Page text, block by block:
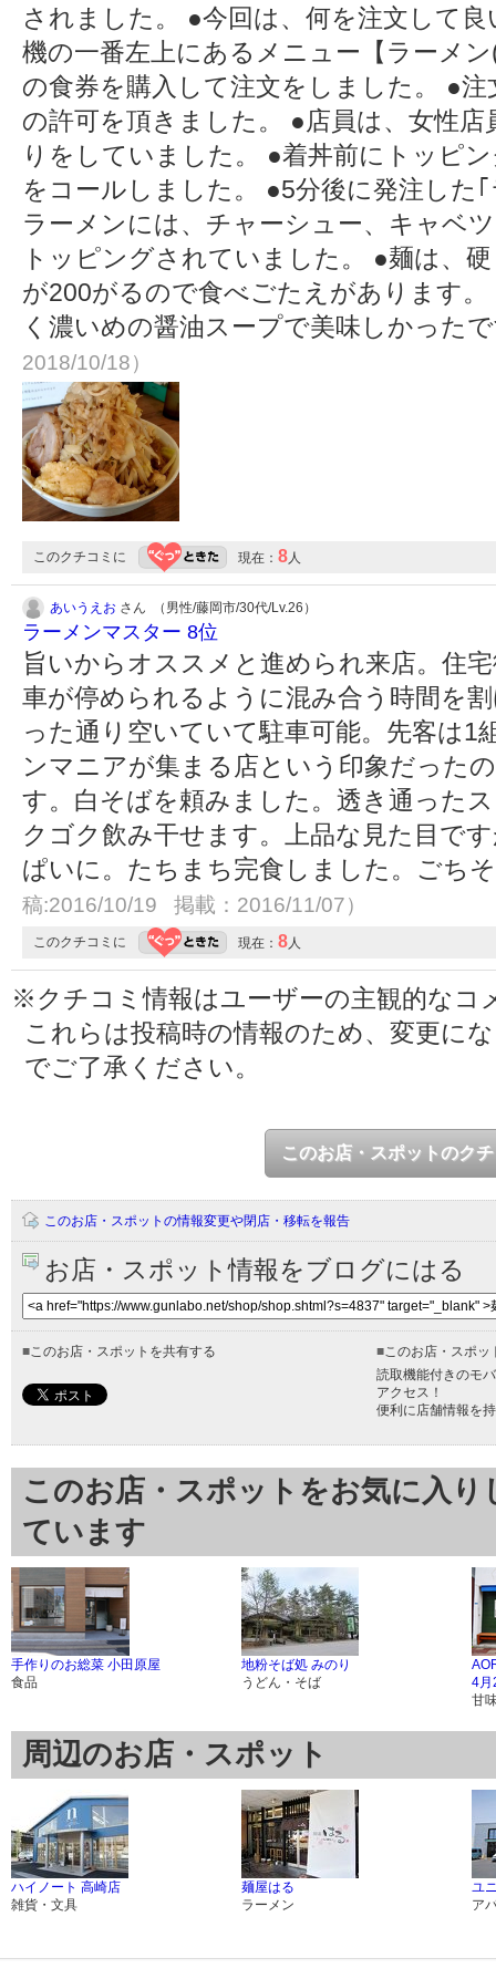
されました。 ●今回は、何を注文して
機の一番左上にあるメニュー【ラーメ
の食券を購入して注文をしました。 ●
の許可を頂きました。 ●店員は、女性
りをしていました。 ●着丼前にトッピ
をコールしました。 ●5分後に発注した
ラーメンには、チャーシュー、キャベ
トッピングされていました。 ●麺は、
が200がるので食べごたえがあります
く濃いめの醤油スープで美味しかった
2018/10/18）
このクチコミに 現在： 8人
あいうえお さん （男性/藤岡市/30代/Lv.26）
ラーメンマスター 8位
旨いからオススメと進められ来店。住
車が停められるように混み合う時間を
った通り空いていて駐車可能。先客は1
ンマニアが集まる店という印象だった
す。白そばを頼みました。透き通った
クゴク飲み干せます。上品な見た目で
ぱいに。たちまち完食しました。ごち
稿:2016/10/19 掲載：2016/11/07）
このクチコミに 現在： 8人
※クチコミ情報はユーザーの主観的なコ
これらは投稿時の情報のため、変更に
でご了承ください。
このお店・スポットのク
このお店・スポットの情報変更や閉店・移転を報告
お店・スポット情報をブログにはる
■このお店・スポットを共有する ■このお店・スポッ
読取機能付きのモ
アクセス！
便利に店舗情報を
このお店・スポットをお気に入
ています
手作りのお総菜 小田原屋
食品
地粉そば処 みのり
うどん・そば
4月
甘
周辺のお店・スポット
ハイノート 高崎店
雑貨・文具
麺屋はる
ラーメン
ユ
ア